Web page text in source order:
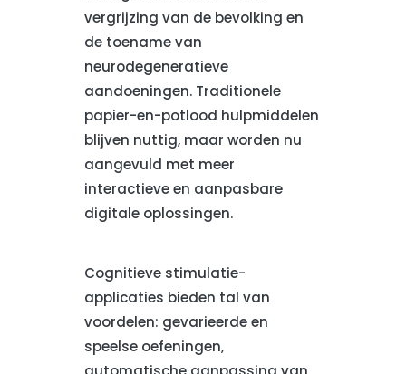
vergrijzing van de bevolking en
de toename van
neurodegeneratieve
aandoeningen. Traditionele
papier-en-potlood hulpmiddelen
blijven nuttig, maar worden nu
aangevuld met meer
interactieve en aanpasbare
digitale oplossingen.
Cognitieve stimulatie-
applicaties bieden tal van
voordelen: gevarieerde en
speelse oefeningen,